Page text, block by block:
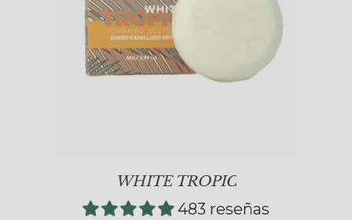
WHITE TROPIC
483 reseñas